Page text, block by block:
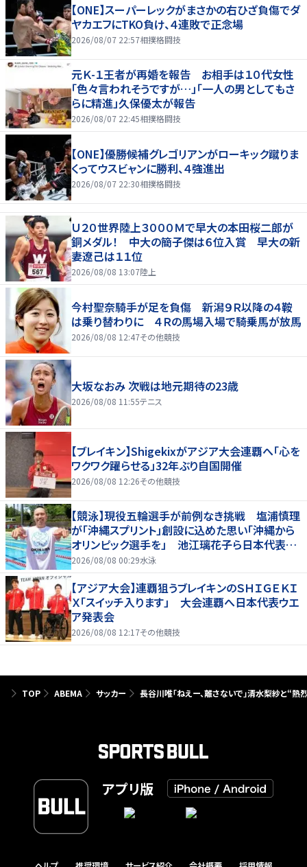
【ONE】スーパーレックがまさかの右ひざ負傷でダ
ヤカエフにTKO負け、４連敗で正念場
2026/08/07 22:57相撲格闘技
元Ｋ-１王者が再婚を報告 お相手は１０代女性
「色々言われそうですが…」「一人の男としてもさ
らに精進」久保優太が報告
2026/08/07 22:45相撲格闘技
【ONE】優勝候補グレゴリアンがローキック蹴りま
くってウスビャンに勝利、４強進出
2026/08/07 22:30相撲格闘技
Ｕ２０世界陸上３０００Ｍで早大の本田桜二郎が
銅メダル！ 中大の簡子傑は６位入賞 早大の新
妻遼己は１１位
2026/08/08 13:07陸上
今村聖奈騎手が足を負傷 新潟９Ｒ以降の４鞍
は乗り替わりに ４Ｒの馬場入場で騎乗馬が放馬
2026/08/08 12:47その他競技
大坂なおみ 次戦は地元期待の23歳
2026/08/08 11:55テニス
【ブレイキン】Shigekixがアジア大会連覇へ「心を
ワクワク躍らせる」32年ぶり自国開催
2026/08/08 12:26その他競技
【競泳】現役五輪選手が前例なき挑戦 塩浦慎理
が「沖縄スプリント」創設に込めた思い「沖縄から
オリンピック選手を」 池江璃花子ら日本代表も
参戦
2026/08/08 00:29水泳
【アジア大会】連覇狙うブレイキンのＳＨＩＧＥＫＩ
Ｘ「スイッチ入ります」 大会連覇へ日本代表ウエ
ア発表会
2026/08/08 12:17その他競技
TOP ABEMA サッカー 長谷川唯「ねえー、離さないで」清水梨紗と“熱
アプリ版